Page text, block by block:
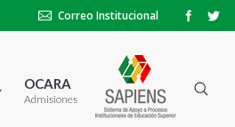
Correo Institucional
OCARA
Admisiones